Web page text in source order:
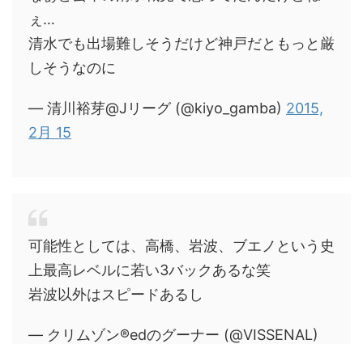
ぇ…
清水でも出場難しそうだけど神戸だともっと厳
しそうなのに
— 清川裕芽@Jリーグ (@kiyo_gamba) 2015,
2月 15
可能性としては、高橋、岩波、ブエノという史
上最高レベルに若い3バックあるな笑
岩波以外はスピードあるし
— クリムゾン®edのグーナー (@VISSENAL)